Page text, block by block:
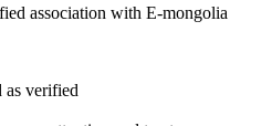
association with E-mongolia
as verified